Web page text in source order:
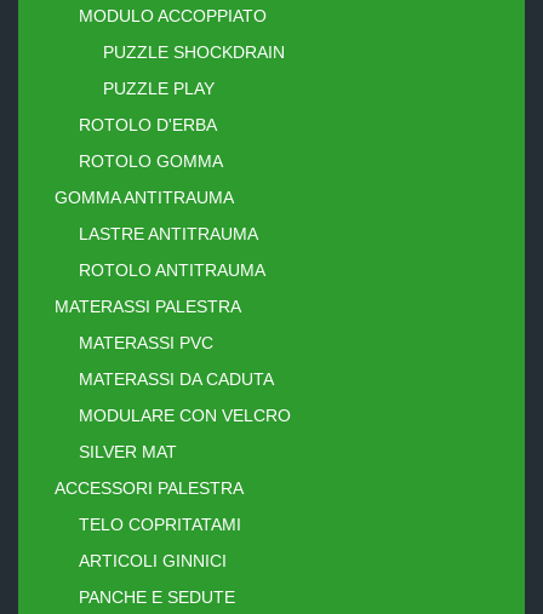
MODULO ACCOPPIATO
PUZZLE SHOCKDRAIN
PUZZLE PLAY
ROTOLO D'ERBA
ROTOLO GOMMA
GOMMA ANTITRAUMA
LASTRE ANTITRAUMA
ROTOLO ANTITRAUMA
MATERASSI PALESTRA
MATERASSI PVC
MATERASSI DA CADUTA
MODULARE CON VELCRO
SILVER MAT
ACCESSORI PALESTRA
TELO COPRITATAMI
ARTICOLI GINNICI
PANCHE E SEDUTE